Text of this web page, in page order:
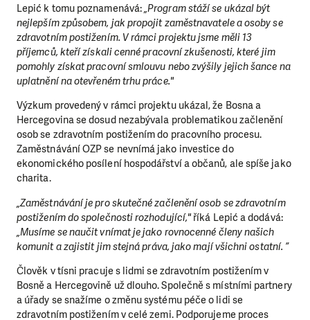
Lepić k tomu poznamenává:„Program stáží se ukázal být
nejlepším způsobem, jak propojit zaměstnavatele a osoby se
zdravotním postižením. V rámci projektu jsme měli 13
příjemců, kteří získali cenné pracovní zkušenosti, které jim
pomohly získat pracovní smlouvu nebo zvýšily jejich šance na
uplatnění na otevřeném trhu práce."
Výzkum provedený v rámci projektu ukázal, že Bosna a
Hercegovina se dosud nezabývala problematikou začlenění
osob se zdravotním postižením do pracovního procesu.
Zaměstnávání OZP se nevnímá jako investice do
ekonomického posílení hospodářství a občanů, ale spíše jako
charita.
„Zaměstnávání je pro skutečné začlenění osob se zdravotním
postižením do společnosti rozhodující,"říká Lepić a dodává:
„Musíme se naučit vnímat je jako rovnocenné členy našich
komunit a zajistit jim stejná práva, jako mají všichni ostatní. ”
Člověk v tísni pracuje s lidmi se zdravotním postižením v
Bosně a Hercegovině už dlouho. Společně s místními partnery
a úřady se snažíme o změnu systému péče o lidi se
zdravotním postižením v celé zemi. Podporujeme proces